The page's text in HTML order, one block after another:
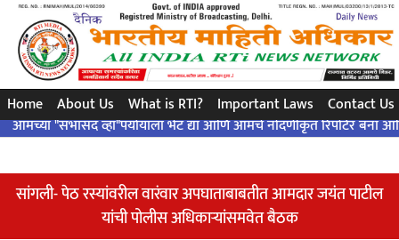
સરળ પ્રશ્ન..એક ચોક્કસ જવાબ ... બંધારણ દ્વારા ..!
Home About Us What is RTI? Important Laws
Contact Us
व्हा"पर्यायाला भेट द्या आणि आमचे नोंदणीकृत रिपोर्टर बना आणि आमच्या
सांगली- पेठ रस्यांवरील वारंवार अपघाताबाबतीत आमदार जयंत पाटील
यांची पोलीस अधिकाऱ्यांसमवेत बैठक